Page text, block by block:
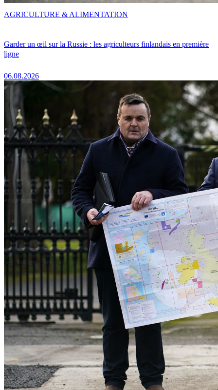
Garder un œil sur la Russie : les agriculteurs finlandais en première
ligne
06.08.2026
AGRICULTURE & ALIMENTATION